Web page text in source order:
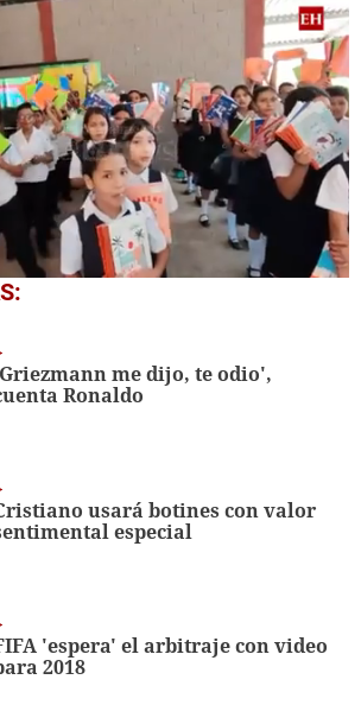
me dijo, te odio',
Ronaldo
usará botines con valor
especial
'espera' el arbitraje con video
2018